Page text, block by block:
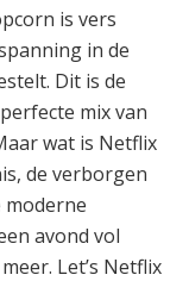
is vers
in de
Dit is de
mix van
wat is Netflix
de verborgen
moderne
avond vol
Let’s Netflix